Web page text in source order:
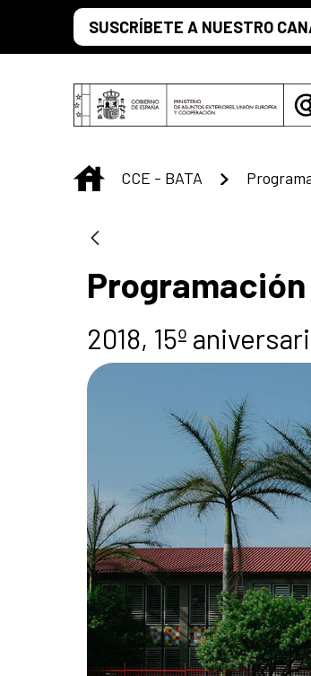
Skip to Main ContentSUSCRÍBETE A NUESTRO
INICIO
CCE - BATA
2018, 15º